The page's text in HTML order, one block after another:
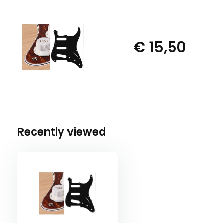
€ 15,50
Recently viewed